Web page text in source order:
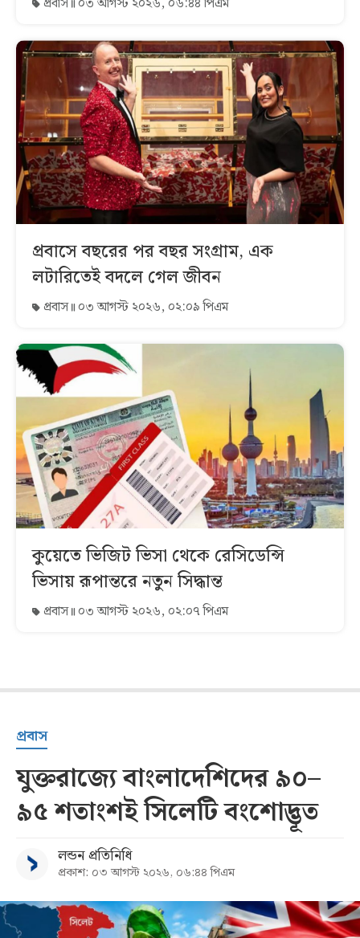
প্রবাসে বছরের পর বছর সংগ্রাম, এক
লটারিতেই বদলে গেল জীবন
প্রবাস ০৩ আগস্ট ২০২৬, ০২:০৯ পিএম
কুয়েতে ভিজিট ভিসা থেকে রেসিডেন্সি
ভিসায় রূপান্তরে নতুন সিদ্ধান্ত
প্রবাস ০৩ আগস্ট ২০২৬, ০২:০৭ পিএম
প্রবাস
যুক্তরাজ্যে বাংলাদেশিদের ৯০–
৯৫ শতাংশই সিলেটি বংশোদ্ভূত
লন্ডন প্রতিনিধি
প্রকাশ: ০৩ আগস্ট ২০২৬, ০৬:৪৪ পিএম